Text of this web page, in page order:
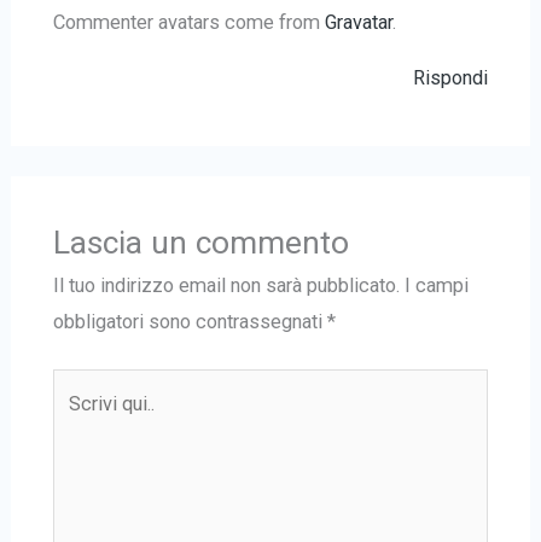
Commenter avatars come from Gravatar.
Rispondi
Lascia un commento
Il tuo indirizzo email non sarà pubblicato. I campi
obbligatori sono contrassegnati *